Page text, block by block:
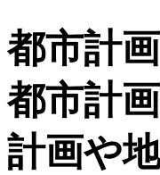
都市計
都市計
計画や